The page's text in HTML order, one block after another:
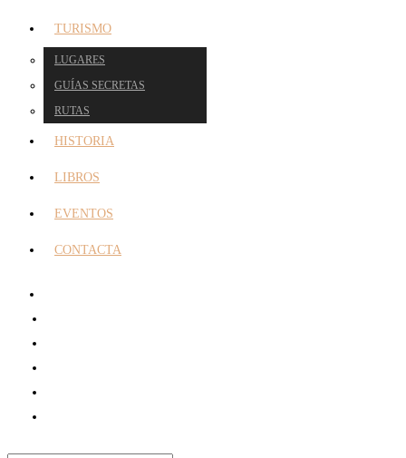
TURISMO
LUGARES
GUÍAS SECRETAS
RUTAS
HISTORIA
LIBROS
EVENTOS
CONTACTA